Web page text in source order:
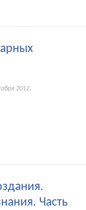
2012.
Часть